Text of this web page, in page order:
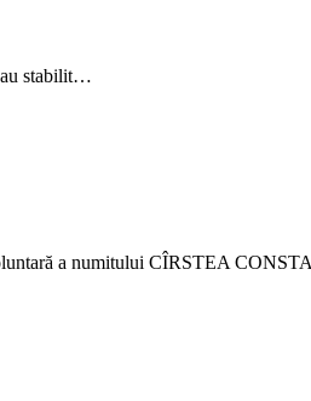
au stabilit…
a numitului CÎRSTEA